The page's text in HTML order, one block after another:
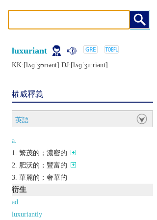
luxuriant
KK:[lʌɡˈʒʊrɪǝnt] DJ:[lʌɡˈʒuːriǝnt]
權威釋義
英語
a.
繁茂的；濃密的
肥沃的；豐富的
華麗的；奢華的
衍生
ad.
luxuriantly